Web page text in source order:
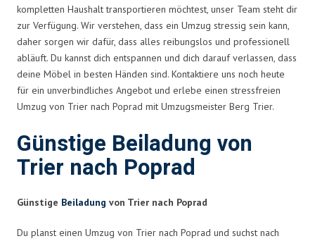
kompletten Haushalt transportieren möchtest, unser Team steht dir
zur Verfügung. Wir verstehen, dass ein Umzug stressig sein kann,
daher sorgen wir dafür, dass alles reibungslos und professionell
abläuft. Du kannst dich entspannen und dich darauf verlassen, dass
deine Möbel in besten Händen sind. Kontaktiere uns noch heute
für ein unverbindliches Angebot und erlebe einen stressfreien
Umzug von Trier nach Poprad mit Umzugsmeister Berg Trier.
Günstige Beiladung von
Trier nach Poprad
Günstige Beiladung von Trier nach Poprad
Du planst einen Umzug von Trier nach Poprad und suchst nach